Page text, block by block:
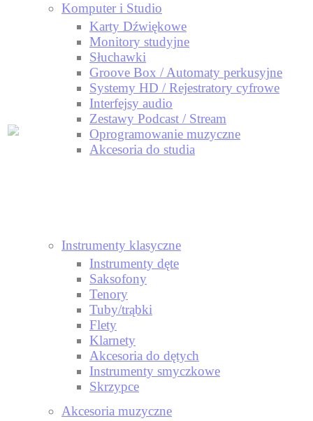
Komputer i Studio
Karty Dźwiękowe
Monitory studyjne
Słuchawki
Groove Box / Automaty perkusyjne
Systemy HD / Rejestratory cyfrowe
Interfejsy audio
Zestawy Podcast / Stream
Oprogramowanie muzyczne
Akcesoria do studia
Instrumenty klasyczne
Instrumenty dęte
Saksofony
Tenory
Tuby/trąbki
Flety
Klarnety
Akcesoria do dętych
Instrumenty smyczkowe
Skrzypce
Akcesoria muzyczne